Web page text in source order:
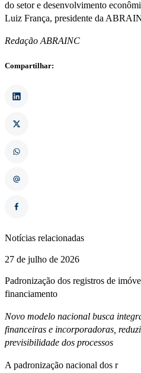
do setor e desenvolvimento
Luiz França, presidente da
Redação ABRAINC
Compartilhar:
Notícias relacionadas
27 de julho de 2026
Padronização dos registros de
financiamento
Novo modelo nacional busca
financeiras e incorporadoras,
previsibilidade dos processos
A padronização nacional dos r